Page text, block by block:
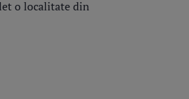
o localitate din